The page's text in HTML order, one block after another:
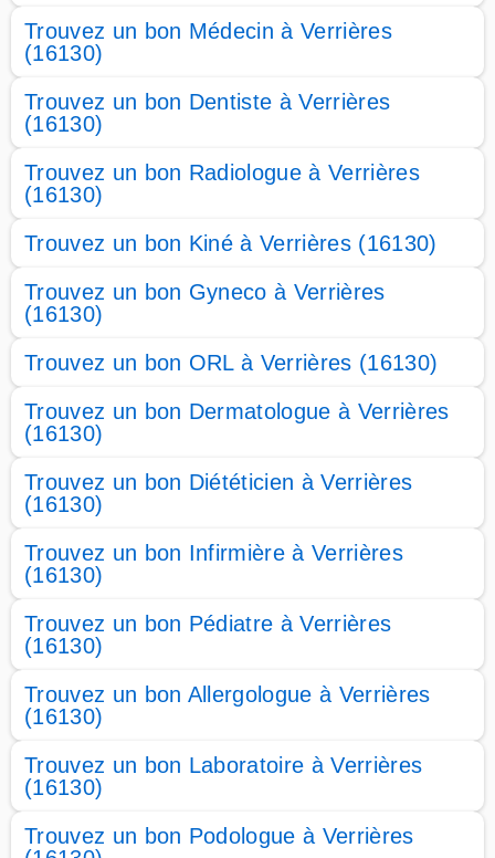
Trouvez un bon Médecin à Verrières
(16130)
Trouvez un bon Dentiste à Verrières
(16130)
Trouvez un bon Radiologue à Verrières
(16130)
Trouvez un bon Kiné à Verrières (16130)
Trouvez un bon Gyneco à Verrières
(16130)
Trouvez un bon ORL à Verrières (16130)
Trouvez un bon Dermatologue à Verrières
(16130)
Trouvez un bon Diététicien à Verrières
(16130)
Trouvez un bon Infirmière à Verrières
(16130)
Trouvez un bon Pédiatre à Verrières
(16130)
Trouvez un bon Allergologue à Verrières
(16130)
Trouvez un bon Laboratoire à Verrières
(16130)
Trouvez un bon Podologue à Verrières